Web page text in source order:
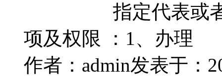
指定代表或者
项及权限 ：1、办理
作者：admin发表于：